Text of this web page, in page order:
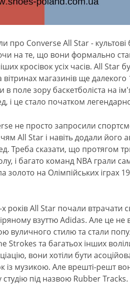
про Converse All Star - культові
на те, що вони формально
кросівок усіх часів. All Star
магазинів ще далекого
в поле зору баскетболіста на
і це стало початком легендарної
не просто запросили
All Star і навіть додали його
Треба сказати, що протягом
і багато команд NBA грали
на Олімпійських іграх
років All Star почали втрачати
взуттю Adidas. Але це
вуличного стилю та стали
Strokes та багатьох інших
вони хотіли бути
із музикою. Але врешті-решт
студію під назвою Rubber Tracks.